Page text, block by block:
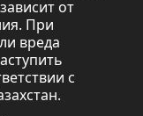
от
При
вреда
с